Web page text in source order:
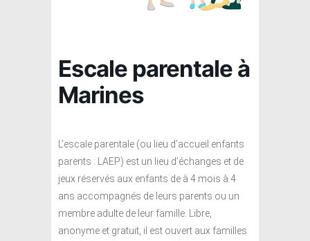
Escale parentale à
Marines
L’escale parentale (ou lieu d’accueil enfants
parents : LAEP) est un lieu d’échanges et de
jeux réservés aux enfants de à 4 mois à 4
ans accompagnés de leurs parents ou un
membre adulte de leur famille. Libre,
anonyme et gratuit, il est ouvert aux familles